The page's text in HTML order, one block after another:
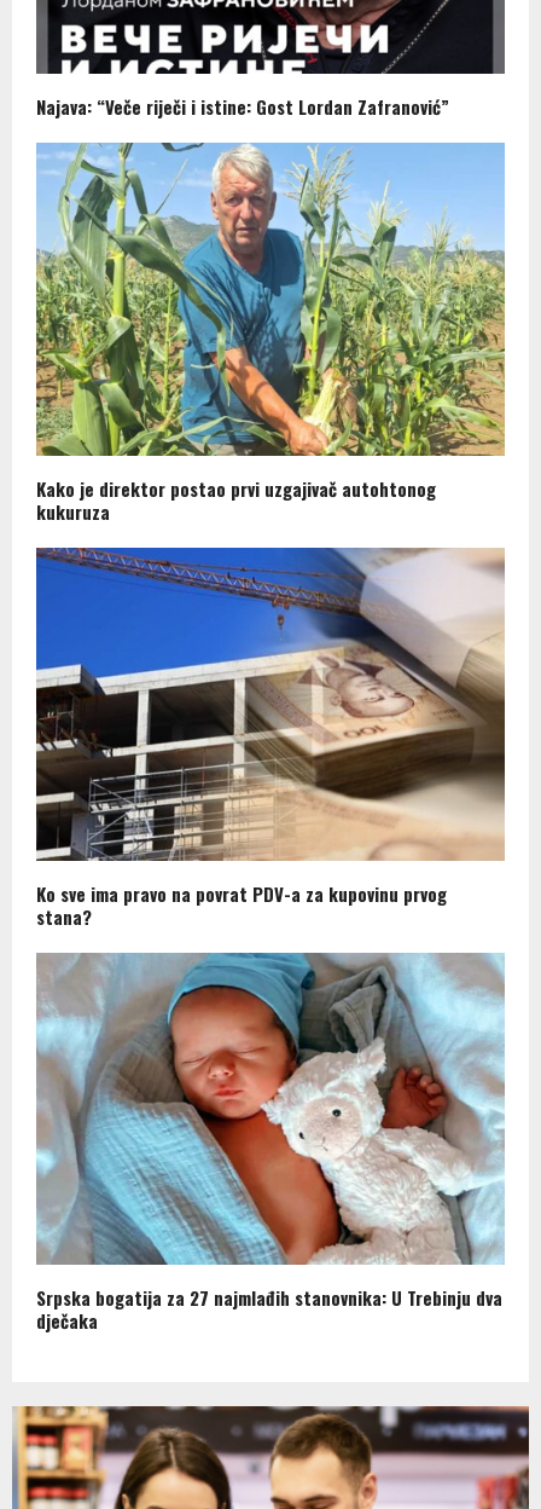
Najava: “Veče riječi i istine: Gost Lordan Zafranović”
Kako je direktor postao prvi uzgajivač autohtonog
kukuruza
Ko sve ima pravo na povrat PDV-a za kupovinu prvog
stana?
Srpska bogatija za 27 najmlađih stanovnika: U Trebinju dva
dječaka